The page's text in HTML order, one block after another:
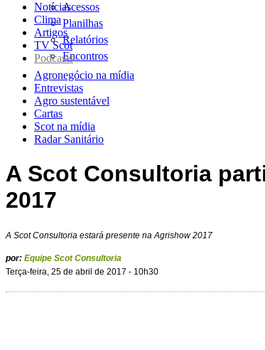
Acessos
Planilhas
Relatórios
Encontros
Notícias
Clima
Artigos
TV Scot
Podcasts
Agronegócio na mídia
Entrevistas
Agro sustentável
Cartas
Scot na mídia
Radar Sanitário
A Scot Consultoria
2017
A Scot Consultoria estará presente na Agrishow 2017
por: Equipe Scot Consultoria
Terça-feira, 25 de abril de 2017 - 10h30